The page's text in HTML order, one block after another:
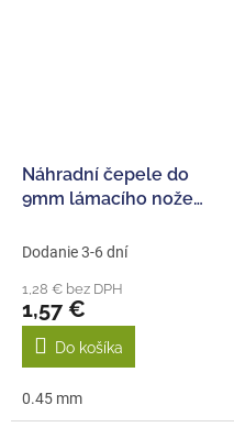
Náhradní čepele do
9mm lámacího nože
Dodanie 3-6 dní
1,28 € bez DPH
1,57 €
Do košíka
0.45 mm